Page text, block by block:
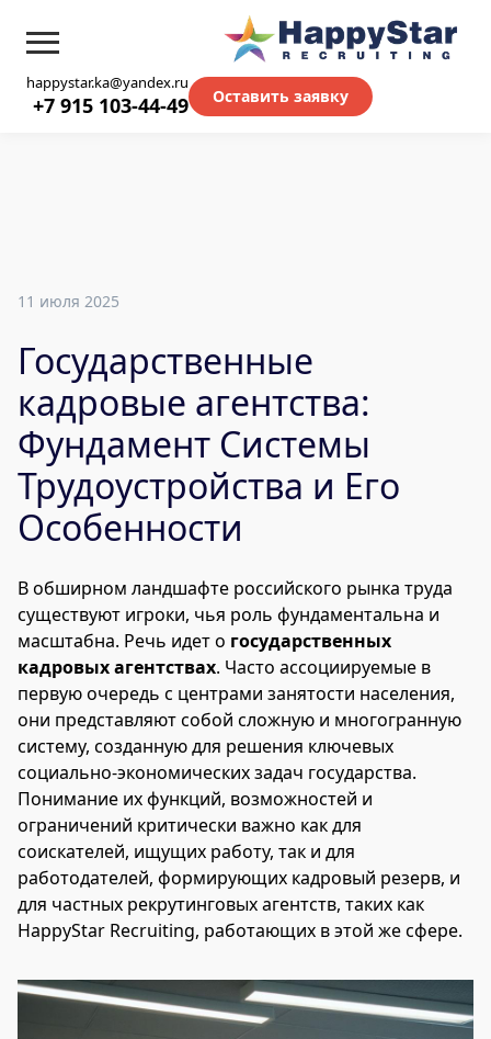
11 июля 2025
Государственные
кадровые агентства:
Фундамент Системы
Трудоустройства и Его
Особенности
В обширном ландшафте российского рынка труда
существуют игроки, чья роль фундаментальна и
масштабна. Речь идет о государственных
кадровых агентствах. Часто ассоциируемые в
первую очередь с центрами занятости населения,
они представляют собой сложную и многогранную
систему, созданную для решения ключевых
социально-экономических задач государства.
Понимание их функций, возможностей и
ограничений критически важно как для
соискателей, ищущих работу, так и для
работодателей, формирующих кадровый резерв, и
для частных рекрутинговых агентств, таких как
HappyStar Recruiting, работающих в этой же сфере.
happystar.ka@yandex.ru
+7 915 103-44-49 Оставить заявку